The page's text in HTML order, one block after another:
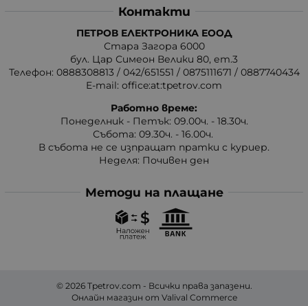
Контакти
ПЕТРОВ ЕЛЕКТРОНИКА ЕООД
Стара Загора 6000
бул. Цар Симеон Велики 80, ет.3
Телефон: 0888308813 / 042/651551 / 0875111671 / 0887740434
E-mail: office:at:tpetrov.com
Работно време:
Понеделник - Петък: 09.00ч. - 18.30ч.
Събота: 09.30ч. - 16.00ч.
В събота не се изпращат пратки с куриер.
Неделя: Почивен ден
Методи на плащане
© 2026 Tpetrov.com - Всички права запазени.
Онлайн магазин от Valival Commerce